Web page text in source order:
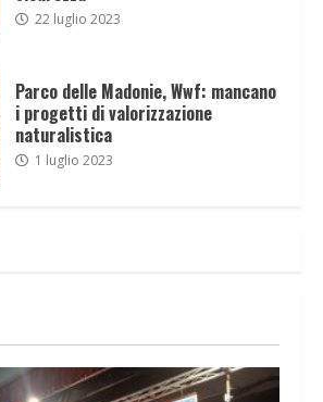
22 luglio 2023
Parco delle Madonie, Wwf: mancano
i progetti di valorizzazione
naturalistica
1 luglio 2023